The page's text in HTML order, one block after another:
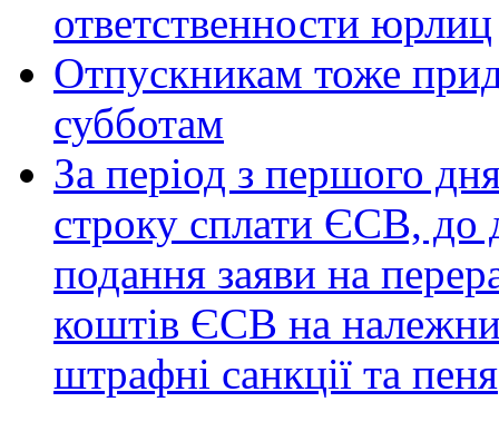
ответственности юрлиц
Отпускникам тоже
субботам
За період з першого
строку сплати ЄСВ, до
подання заяви на
коштів ЄСВ на
штрафні санкції та пеня